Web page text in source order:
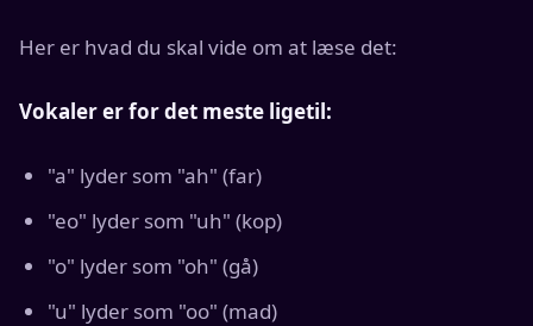
Her er hvad du skal vide om at læse det:
Vokaler er for det meste ligetil:
"a" lyder som "ah" (far)
"eo" lyder som "uh" (kop)
"o" lyder som "oh" (gå)
"u" lyder som "oo" (mad)